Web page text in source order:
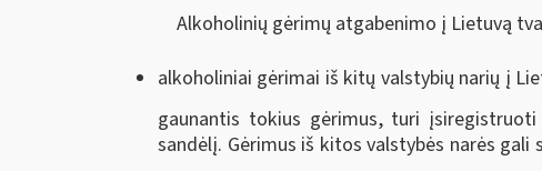
Alkoholinių gėrimų atgabenimo į Lietuvą
alkoholiniai gėrimai iš kitų valstybių narių į
gaunantis tokius gėrimus, turi
sandėlį. Gėrimus iš kitos valstybės narės